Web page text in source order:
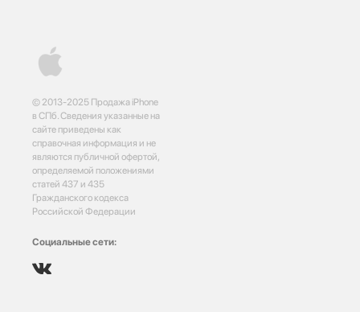
© 2013-2025 Продажа iPhone
в СПб. Сведения указанные на
сайте приведены как
справочная информация и не
являются публичной офертой,
определяемой положениями
статей 437 и 435
Гражданского кодекса
Российской Федерации
Социальные сети: